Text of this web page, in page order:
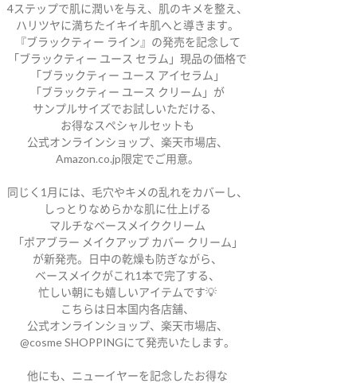
4ステップで肌に潤いを与え、肌のキメを整え、
ハリツヤに満ちたイキイキ肌へと導きます。
『ブラックティー ライン』の発売を記念して
「ブラックティー ユース セラム」現品の価格で
「ブラックティー ユース アイセラム」
「ブラックティー ユース クリーム」が
サンプルサイズでお試しいただける、
お得なスペシャルセットも
公式オンラインショップ、楽天市場店、
Amazon.co.jp限定でご用意。
同じく1月には、毛穴やキメの乱れをカバーし、
しっとりなめらかな肌に仕上げる
マルチなベースメイククリーム
「ポアブラー メイクアップ カバー クリーム」
が新発売。日中の乾燥も防ぎながら、
ベースメイクがこれ1本で完了する、
忙しい朝にも嬉しいアイテムです💡
こちらは日本国内各店舗、
公式オンラインショップ、楽天市場店、
@cosme SHOPPINGにて発売いたします。
他にも、ニューイヤーを記念したお得な